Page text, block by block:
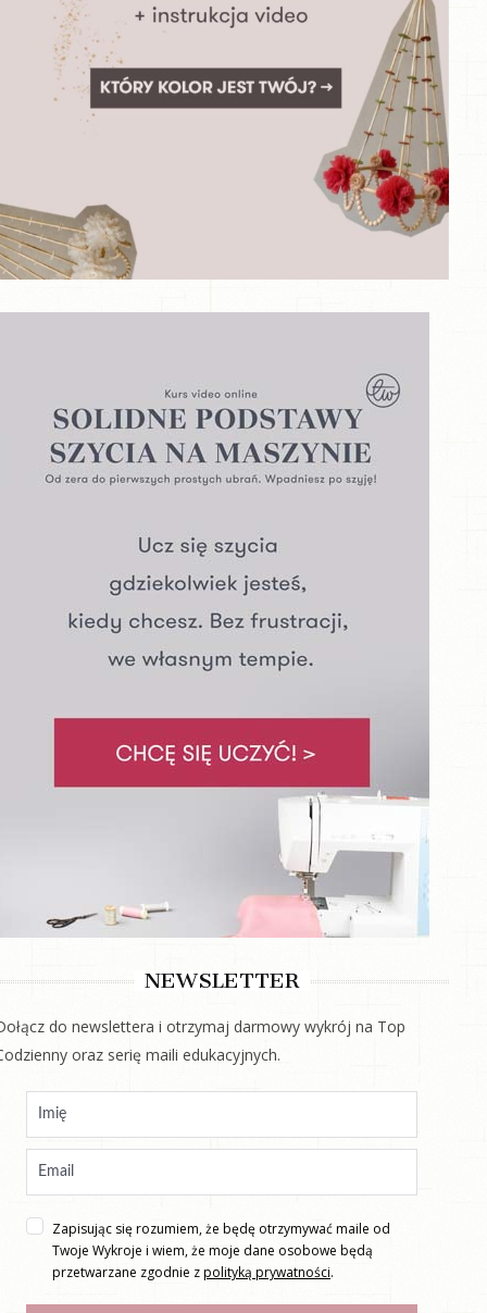
NEWSLETTER
do newslettera i otrzymaj darmowy wykrój na Top
oraz serię maili edukacyjnych.
Zapisując się rozumiem, że będę otrzymywać maile od
Twoje Wykroje i wiem, że moje dane osobowe będą
przetwarzane zgodnie zpolityką prywatności.